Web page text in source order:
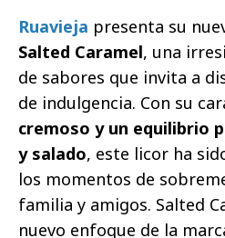
Ruavieja presenta su
Salted Caramel, una
de sabores que invita a
de indulgencia. Con su
cremoso y un equilibrio
y salado, este licor ha
los momentos de
familia y amigos. Salted
nuevo enfoque de la